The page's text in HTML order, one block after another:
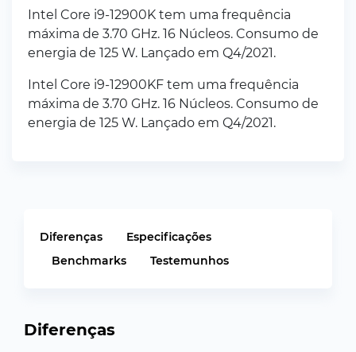
Intel Core i9-12900K tem uma frequência
máxima de 3.70 GHz. 16 Núcleos. Consumo de
energia de 125 W. Lançado em Q4/2021.
Intel Core i9-12900KF tem uma frequência
máxima de 3.70 GHz. 16 Núcleos. Consumo de
energia de 125 W. Lançado em Q4/2021.
Diferenças
Especificações
Benchmarks
Testemunhos
Diferenças